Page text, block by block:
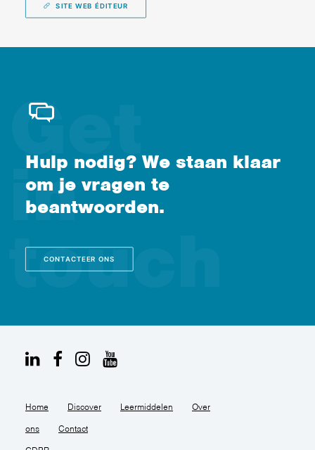
SITE WEB ÉDITEUR
Hulp nodig? We staan klaar
om je vragen te
beantwoorden.
CONTACTEER ONS
Home Discover Leermiddelen Over
ons Contact